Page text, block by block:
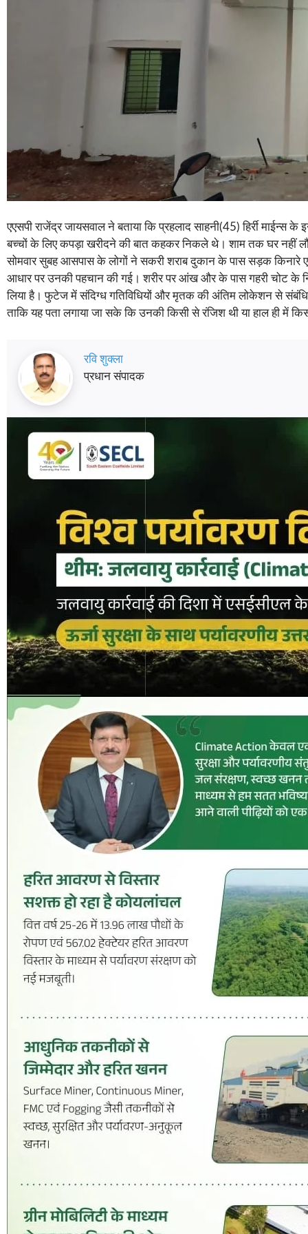
एएसपी राजेंद्र जायसवाल ने बताया कि प्रहलाद साहनी(45) हिर्री
बच्चों के लिए कपड़ा खरीदने की बात कहकर निकले थे। शाम तक घर नहीं
सोमवार सुबह आसपास के लोगों ने सकरी शराब दुकान के पास सड़क
आधार पर उनकी पहचान की गई। शरीर पर आंख और के पास गहरी चोट के
लिया है। फुटेज में संदिग्ध गतिविधियों और मृतक की अंतिम लोकेशन से
ताकि यह पता लगाया जा सके कि उनकी किसी से रंजिश थी या हाल ही में
रवि शुक्ला
प्रधान संपादक